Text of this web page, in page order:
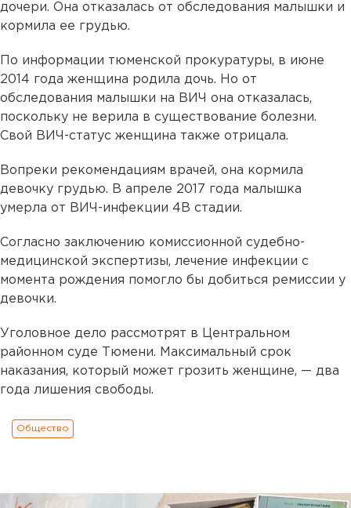
дочери. Она отказалась от обследования малышки и
кормила ее грудью.
По информации тюменской прокуратуры, в июне
2014 года женщина родила дочь. Но от
обследования малышки на ВИЧ она отказалась,
поскольку не верила в существование болезни.
Свой ВИЧ-статус женщина также отрицала.
Вопреки рекомендациям врачей, она кормила
девочку грудью. В апреле 2017 года малышка
умерла от ВИЧ-инфекции 4В стадии.
Согласно заключению комиссионной судебно-
медицинской экспертизы, лечение инфекции с
момента рождения помогло бы добиться ремиссии у
девочки.
Уголовное дело рассмотрят в Центральном
районном суде Тюмени. Максимальный срок
наказания, который может грозить женщине, — два
года лишения свободы.
Общество